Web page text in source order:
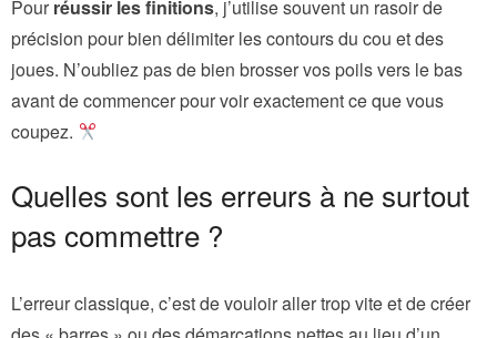
Pour réussir les finitions, j’utilise souvent un rasoir de
précision pour bien délimiter les contours du cou et des
joues. N’oubliez pas de bien brosser vos poils vers le bas
avant de commencer pour voir exactement ce que vous
coupez.
Quelles sont les erreurs à ne surtout
pas commettre ?
L’erreur classique, c’est de vouloir aller trop vite et de créer